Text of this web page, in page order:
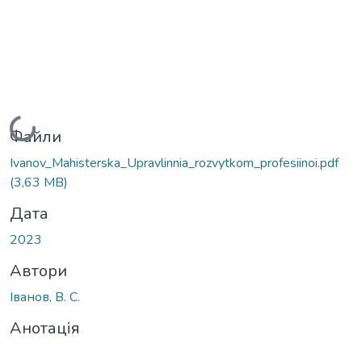
Вантажиться...
Файли
Ivanov_Mahisterska_Upravlinnia_rozvytkom_profesiinoi.pdf
(3,63 MB)
Дата
2023
Автори
Іванов, В. С.
Анотація